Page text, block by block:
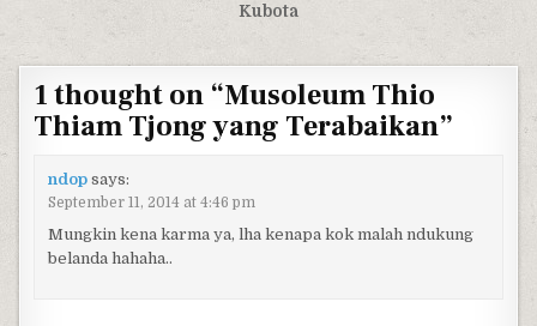
Kubota
1 thought on “Musoleum Thio
Thiam Tjong yang Terabaikan”
ndop says:
September 11, 2014 at 4:46 pm
Mungkin kena karma ya, lha kenapa kok malah ndukung
belanda hahaha..